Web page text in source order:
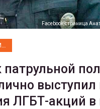
Facebook-страница
патрульной
выступил
ЛГБТ-акций в